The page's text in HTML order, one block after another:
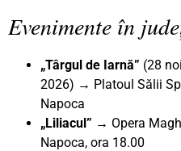
Evenimente în
„Târgul de Iarnă” (28
2026) → Platoul Sălii
Napoca
„Liliacul” → Opera
Napoca, ora 18.00